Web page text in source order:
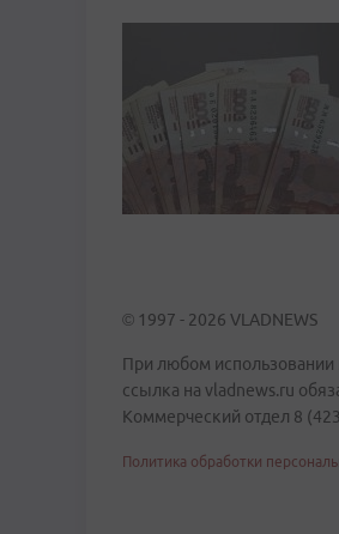
© 1997 - 2026 VLADNEWS
При любом использовании
ссылка на vladnews.ru
Коммерческий отдел 8
Политика обработки